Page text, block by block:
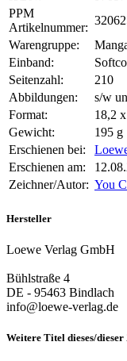
PPM
Artikelnummer:
Warengruppe:
Einband:
Seitenzahl:
210
Abbildungen:
s/w
Format:
18,2
Gewicht:
195 g
Erschienen bei:
Erschienen am:
Zeichner/Autor: You
Hersteller
Loewe Verlag GmbH
Bühlstraße 4
DE - 95463 Bindlach
info@loewe-verlag.de
Weitere Titel dieses/